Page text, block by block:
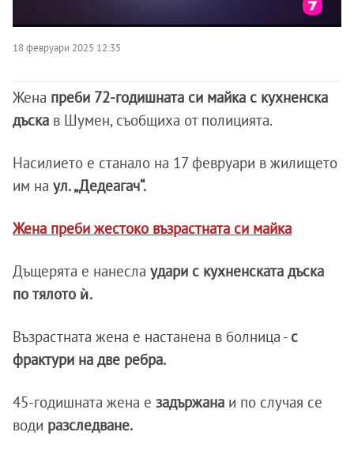
18 февруари 2025 12:35
Жена преби 72-годишната си майка с кухненска
дъска в Шумен, съобщиха от полицията.
Насилието е станало на 17 февруари в жилището
им на ул. „Дедеагач“.
Жена преби жестоко възрастната си майка
Дъщерята е нанесла удари с кухненската дъска
по тялото ѝ.
Възрастната жена е настанена в болница - с
фрактури на две ребра.
45-годишната жена е задържана и по случая се
води разследване.